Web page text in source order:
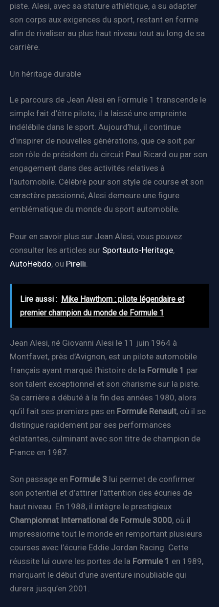
piste. Alesi, avec sa stature athlétique, a su adapter
son corps aux exigences du sport, restant en forme
afin de rivaliser au plus haut niveau tout au long de sa
carrière.
Un héritage durable
Le parcours de Jean Alesi en Formule 1 transcende le
simple fait d’être pilote; il a laissé une empreinte
indélébile dans le sport. Aujourd’hui, il continue
d’inspirer de nouvelles générations, que ce soit par
son rôle de président du circuit Paul Ricard ou par son
engagement dans des activités relatives à
l’automobile. Célébré pour son style de course et son
caractère passionné, Alesi demeure une figure
emblématique du monde du sport automobile.
Pour en savoir plus sur Jean Alesi, vous pouvez
consulter les articles sur Sportauto-Heritage,
AutoHebdo, ou Pirelli
Lire aussi : Mike Hawthorn : pilote légendaire et
premier champion du monde de Formule 1
Jean Alesi, né Giovanni Alesi le 11 juin 1964 à
Montfavet, près d’Avignon, est un pilote automobile
français ayant marqué l’histoire de la Formule 1 par
son talent exceptionnel et son charisme sur la piste.
Sa carrière a débuté à la fin des années 1980, alors
qu’il fait ses premiers pas en Formule Renault, où il se
distingue rapidement par ses performances
éclatantes, culminant avec son titre de champion de
France en 1987.
Son passage en Formule 3 lui permet de confirmer
son potentiel et d’attirer l’attention des écuries de
haut niveau. En 1988, il intègre le prestigieux
Championnat International de Formule 3000, où il
impressionne tout le monde en remportant plusieurs
courses avec l’écurie Eddie Jordan Racing. Cette
réussite lui ouvre les portes de la Formule 1 en 1989,
marquant le début d’une aventure inoubliable qui
durera jusqu’en 2001.